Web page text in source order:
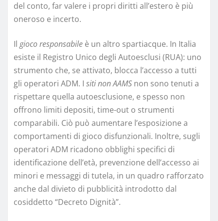
del conto, far valere i propri diritti all’estero è più
oneroso e incerto.
Il gioco responsabile è un altro spartiacque. In Italia
esiste il Registro Unico degli Autoesclusi (RUA): uno
strumento che, se attivato, blocca l’accesso a tutti
gli operatori ADM. I siti non AAMS non sono tenuti a
rispettare quella autoesclusione, e spesso non
offrono limiti depositi, time-out o strumenti
comparabili. Ciò può aumentare l’esposizione a
comportamenti di gioco disfunzionali. Inoltre, sugli
operatori ADM ricadono obblighi specifici di
identificazione dell’età, prevenzione dell’accesso ai
minori e messaggi di tutela, in un quadro rafforzato
anche dal divieto di pubblicità introdotto dal
cosiddetto “Decreto Dignità”.